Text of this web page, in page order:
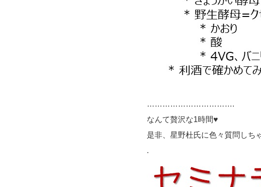
…………………………….
なんて贅沢な1時間♥
是非、星野杜氏に色々質問しち
.